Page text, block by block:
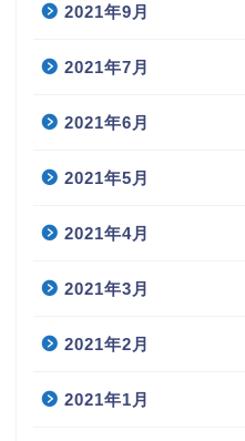
2021年9月
2021年7月
2021年6月
2021年5月
2021年4月
2021年3月
2021年2月
2021年1月